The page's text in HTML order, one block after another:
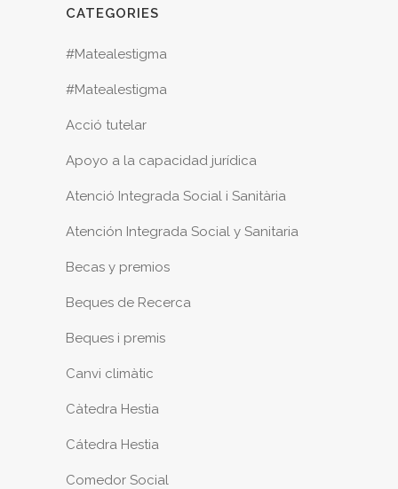
CATEGORIES
#Matealestigma
#Matealestigma
Acció tutelar
Apoyo a la capacidad jurídica
Atenció Integrada Social i Sanitària
Atención Integrada Social y Sanitaria
Becas y premios
Beques de Recerca
Beques i premis
Canvi climàtic
Càtedra Hestia
Cátedra Hestia
Comedor Social